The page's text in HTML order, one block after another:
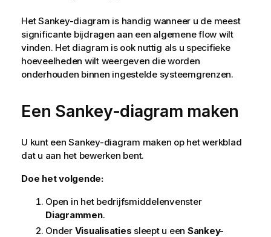
Het Sankey-diagram is handig wanneer u de meest
significante bijdragen aan een algemene flow wilt
vinden. Het diagram is ook nuttig als u specifieke
hoeveelheden wilt weergeven die worden
onderhouden binnen ingestelde systeemgrenzen.
Een Sankey-diagram maken
U kunt een Sankey-diagram maken op het werkblad
dat u aan het bewerken bent.
Doe het volgende:
Open in het bedrijfsmiddelenvenster
Diagrammen.
Onder Visualisaties sleept u een Sankey-